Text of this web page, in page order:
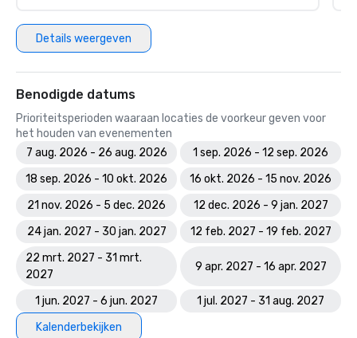
Details weergeven
Benodigde datums
Prioriteitsperioden waaraan locaties de voorkeur geven voor
het houden van evenementen
7 aug. 2026 - 26 aug. 2026
1 sep. 2026 - 12 sep. 2026
18 sep. 2026 - 10 okt. 2026
16 okt. 2026 - 15 nov. 2026
21 nov. 2026 - 5 dec. 2026
12 dec. 2026 - 9 jan. 2027
24 jan. 2027 - 30 jan. 2027
12 feb. 2027 - 19 feb. 2027
22 mrt. 2027 - 31 mrt.
2027
9 apr. 2027 - 16 apr. 2027
1 jun. 2027 - 6 jun. 2027
1 jul. 2027 - 31 aug. 2027
Kalenderbekijken